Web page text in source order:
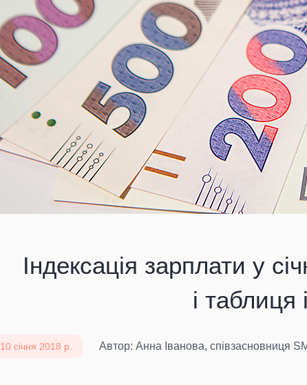
Індексація зарплати у
і таблиця
10 січня 2018 р. Автор: Анна Іванова, співзасновниця